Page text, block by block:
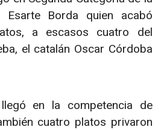
Esarte Borda quien acabó
a escasos cuatro del
el catalán Oscar Córdoba
en la competencia de
cuatro platos privaron